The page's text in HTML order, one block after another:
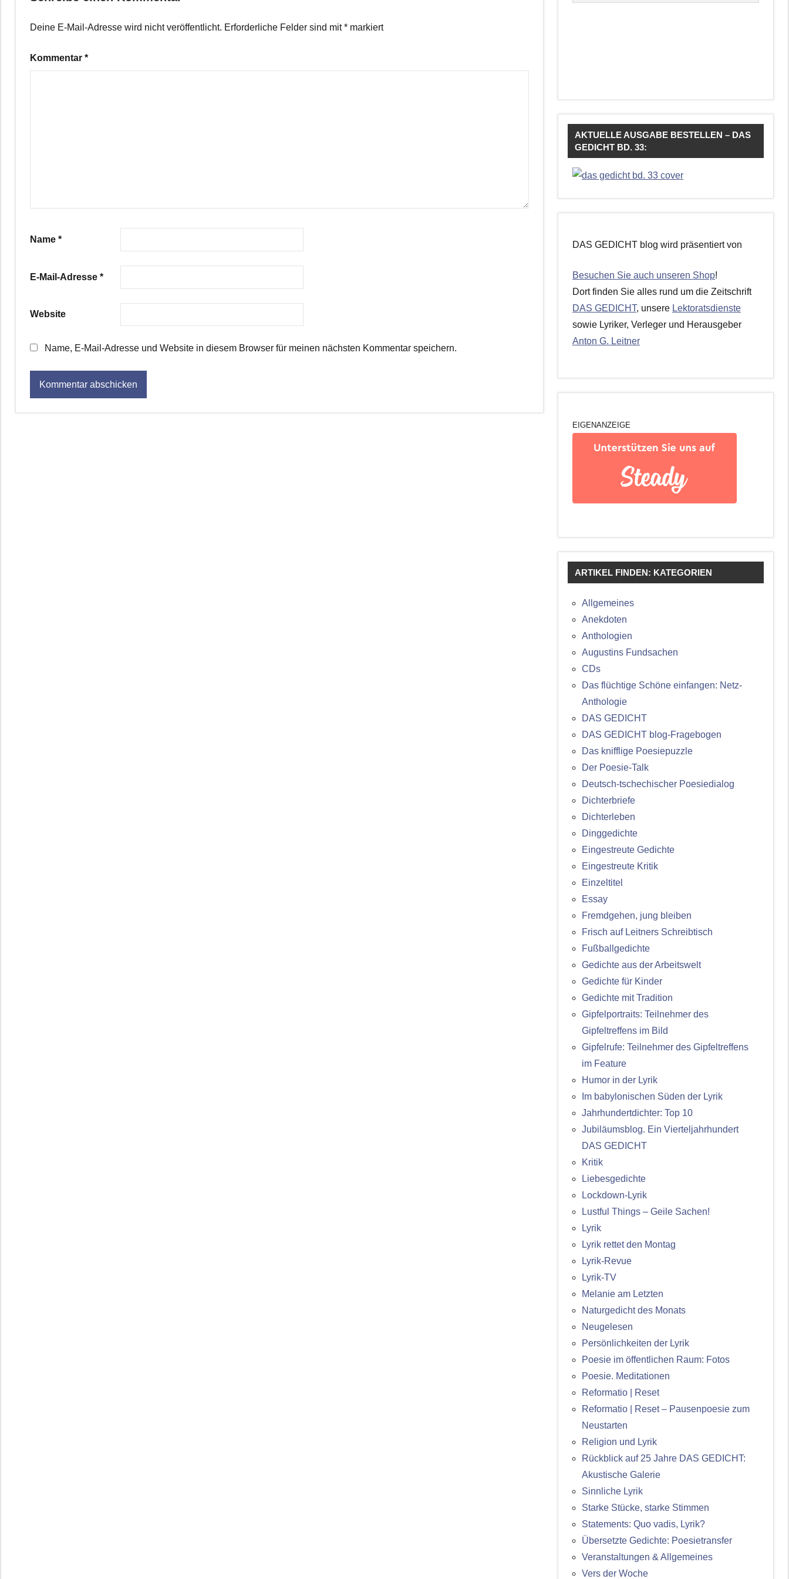
Deine E-Mail-Adresse wird nicht veröffentlicht. Erforderliche Felder sind mit* markiert
Kommentar *
Name *
E-Mail-Adresse *
Website
Name, E-Mail-Adresse und Website in diesem Browser für meinen nächsten Kommentar speichern.
AKTUELLE AUSGABE BESTELLEN – DAS
GEDICHT BD. 33:
DAS GEDICHT blog wird präsentiert von
Besuchen Sie auch unseren Shop!
Dort finden Sie alles rund um die Zeitschrift
DAS GEDICHT, unsere Lektoratsdienste
sowie Lyriker, Verleger und Herausgeber
Anton G. Leitner
EIGENANZEIGE
ARTIKEL FINDEN: KATEGORIEN
Allgemeines
Anekdoten
Anthologien
Augustins Fundsachen
CDs
Das flüchtige Schöne einfangen: Netz-
Anthologie
DAS GEDICHT
DAS GEDICHT blog-Fragebogen
Das knifflige Poesiepuzzle
Der Poesie-Talk
Deutsch-tschechischer Poesiedialog
Dichterbriefe
Dichterleben
Dinggedichte
Eingestreute Gedichte
Eingestreute Kritik
Einzeltitel
Essay
Fremdgehen, jung bleiben
Frisch auf Leitners Schreibtisch
Fußballgedichte
Gedichte aus der Arbeitswelt
Gedichte für Kinder
Gedichte mit Tradition
Gipfelportraits: Teilnehmer des
Gipfeltreffens im Bild
Gipfelrufe: Teilnehmer des Gipfeltreffens
im Feature
Humor in der Lyrik
Im babylonischen Süden der Lyrik
Jahrhundertdichter: Top 10
Jubiläumsblog. Ein Vierteljahrhundert
DAS GEDICHT
Kritik
Liebesgedichte
Lockdown-Lyrik
Lustful Things – Geile Sachen!
Lyrik
Lyrik rettet den Montag
Lyrik-Revue
Lyrik-TV
Melanie am Letzten
Naturgedicht des Monats
Neugelesen
Persönlichkeiten der Lyrik
Poesie im öffentlichen Raum: Fotos
Poesie. Meditationen
Reformatio | Reset
Reformatio | Reset – Pausenpoesie zum
Neustarten
Religion und Lyrik
Rückblick auf 25 Jahre DAS GEDICHT:
Akustische Galerie
Sinnliche Lyrik
Starke Stücke, starke Stimmen
Statements: Quo vadis, Lyrik?
Übersetzte Gedichte: Poesietransfer
Veranstaltungen & Allgemeines
Vers der Woche